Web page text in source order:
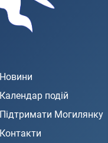
Новини
Календар подій
Підтримати Могилянку
Контакти